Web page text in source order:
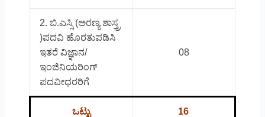
2. ಬಿ.ಎಸ್ಸಿ (ಅರಣ್ಯ ಶಾಸ್ತ್ರ
)ಪದವಿ ಹೊರತುಪಡಿಸಿ
ಇತರೆ ವಿಜ್ಞಾನ/
ಇಂಜಿನಿಯರಿಂಗ್
ಪದವೀಧರರಿಗೆ
08
ಒಟ್ಟು 16